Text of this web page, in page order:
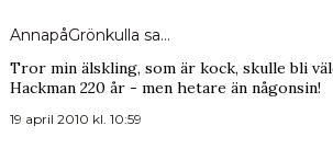
AnnapåGrönkulla sa…
Tror min älskling, som är kock, skulle bli
Hackman 220 år - men hetare än någonsin!
19 april 2010 kl. 10:59